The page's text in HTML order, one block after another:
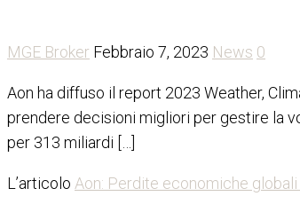
MGE Broker Febbraio 7, 2023 News 0
Aon ha diffuso il report 2023 Weather,
prendere decisioni migliori per gestire la
per 313 miliardi […]
L’articolo Aon: Perdite economiche